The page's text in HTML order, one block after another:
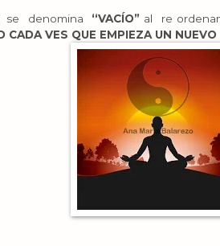
se denomina “VACÍO” al re
CADA VES QUE EMPIEZA UN